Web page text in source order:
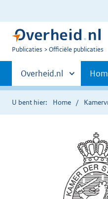
U
Publicaties Officiële publicaties
Primaire
navigatie
Andere
sites
binnen
Overheid.nl
U bent hier: Home